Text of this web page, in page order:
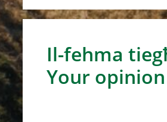
Il-
fehma
tiegħek
Il-fehma
Your opinion